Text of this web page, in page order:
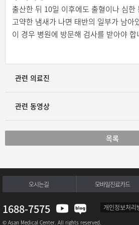
출산한 뒤 10일 이후에도 출혈이나 심한
고약한 냄새가 나면 태반의 일부가 남아
이 경우 병원에 방문해 검사를 받아야 합
관련 의료진
관련 동영상
목록
오시는길 모바일진료카드
1688-7575 개인정보처리
© Asan Medical Center. All rights reserved.